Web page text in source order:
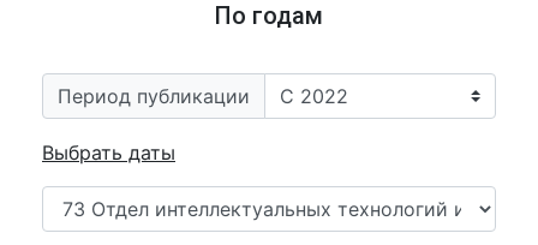
По годам
Период публикации
Выбрать даты